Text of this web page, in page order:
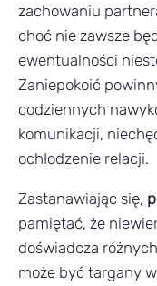
zachowaniu
choć nie zawsze
ewentualności
Zaniepokoić
codziennych
komunikacji,
ochłodzenie relacji.
Zastanawiając się,
pamiętać, że
doświadcza
może być targany